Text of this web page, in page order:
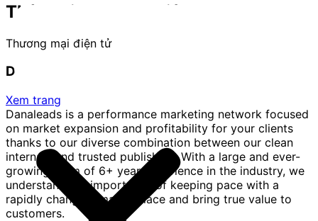
Thông tin thương hiệu
Thương mại điện tử
Danaleads
Xem trang
Danaleads is a performance marketing network focused
on market expansion and profitability for your clients
thanks to our diverse combination between our clean
internals and trusted publishers. With a large and ever-
growing team of 6+ year experience in the industry, we
understand the importance of keeping pace with a
rapidly changing marketplace and bring true value to
customers.